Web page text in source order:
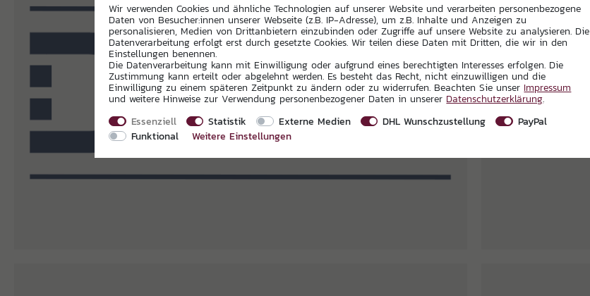
Wir verwenden Cookies und ähnliche Technologien auf unserer Website und verarbeiten personenbezogene
Daten von Besucher:innen unserer Webseite (z.B. IP-Adresse), um z.B. Inhalte und Anzeigen zu
personalisieren, Medien von Drittanbietern einzubinden oder Zugriffe auf unsere Website zu analysieren. Die
Datenverarbeitung erfolgt erst durch gesetzte Cookies. Wir teilen diese Daten mit Dritten, die wir in den
Einstellungen benennen.
Die Datenverarbeitung kann mit Einwilligung oder aufgrund eines berechtigten Interesses erfolgen. Die
Zustimmung kann erteilt oder abgelehnt werden. Es besteht das Recht, nicht einzuwilligen und die
Einwilligung zu einem späteren Zeitpunkt zu ändern oder zu widerrufen. Beachten Sie unser Impressum
und weitere Hinweise zur Verwendung personenbezogener Daten in unserer Daten­schutz­erklärung.
Essenziell
Statistik Externe Medien DHL Wunschzustellung
PayPal
Funktional
Weitere Einstellungen